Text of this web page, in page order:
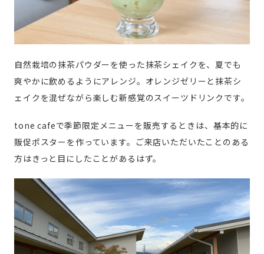
自然栽培の抹茶パウダーを使った抹茶シェイクを、夏でも
爽やかに飲めるようにアレンジ。オレンジゼリーと抹茶シ
ェイクを混ぜながら楽しむ新感覚のスイーツドリンクです。
tone cafeで季節限定メニューを販売するときは、基本的に
販促ポスターを作っています。ご来店いただいたことのある
方はきっと目にしたことがあるはず。